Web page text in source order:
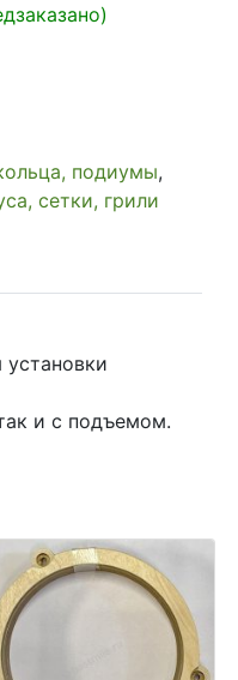
подиумы,
сетки, грили
и с подъемом.